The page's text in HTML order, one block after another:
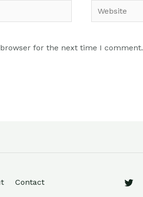
for the next time I comment.
Contact